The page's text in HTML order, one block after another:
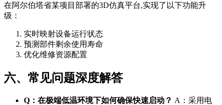
在阿尔伯塔省某项目部署的3D仿真平台,实现了以下功能升
级：
实时映射设备运行状态
预测部件剩余使用寿命
优化维修资源配置
六、常见问题深度解答
Q：在极端低温环境下如何确保快速启动？ A：采用电